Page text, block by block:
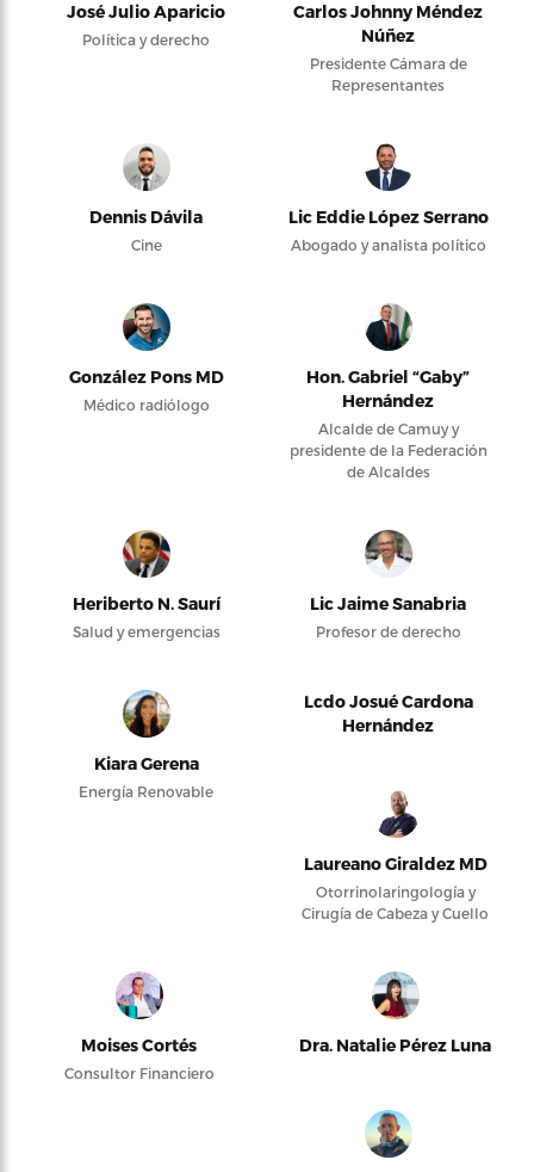
José Julio Aparicio
Política y derecho
Carlos Johnny Méndez
Núñez
Presidente Cámara de
Representantes
Dennis Dávila
Cine
Lic Eddie López Serrano
Abogado y analista político
González Pons MD
Médico radiólogo
Hon. Gabriel “Gaby”
Hernández
Alcalde de Camuy y
presidente de la Federación
de Alcaldes
Heriberto N. Saurí
Salud y emergencias
Lic Jaime Sanabria
Profesor de derecho
Kiara Gerena
Energía Renovable
Lcdo Josué Cardona
Hernández
Laureano Giraldez MD
Otorrinolaringología y
Cirugía de Cabeza y Cuello
Moises Cortés
Consultor Financiero
Dra. Natalie Pérez Luna